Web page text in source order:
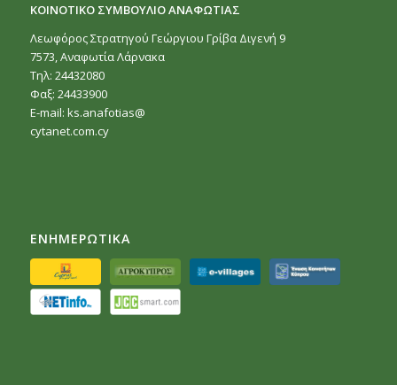
ΚΟΙΝΟΤΙΚΟ ΣΥΜΒΟΥΛΙΟ ΑΝΑΦΩΤΙΑΣ
Λεωφόρος Στρατηγού Γεώργιου Γρίβα Διγενή 9
7573, Αναφωτία Λάρνακα
Τηλ: 24432080
Φαξ: 24433900
E-mail: ks.anafotias@
cytanet.com.cy
ΕΝΗΜΕΡΩΤΙΚΑ